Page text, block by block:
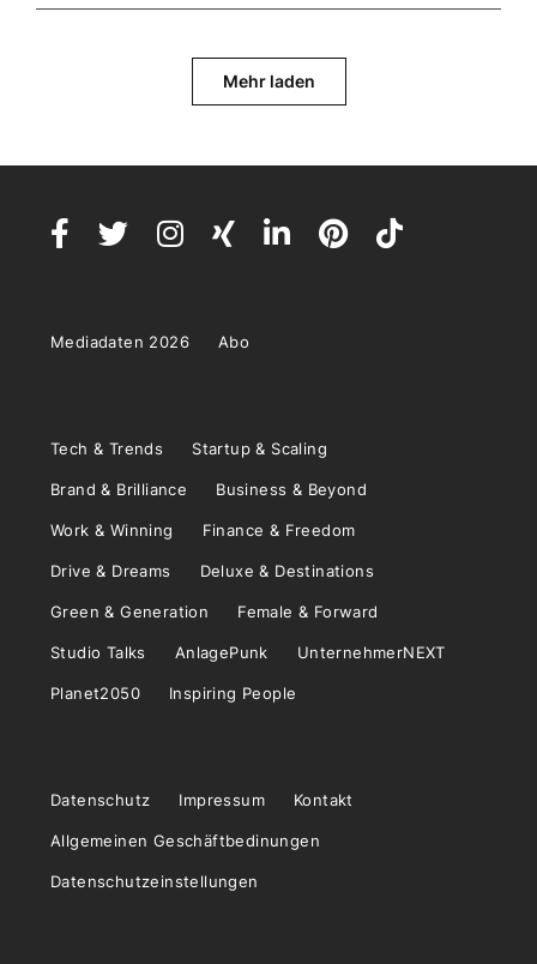
Mehr laden
Mediadaten 2026 Abo
Tech & Trends Startup & Scaling
Brand & Brilliance Business & Beyond
Work & Winning Finance & Freedom
Drive & Dreams Deluxe & Destinations
Green & Generation Female & Forward
Studio Talks AnlagePunk UnternehmerNEXT
Planet2050 Inspiring People
Datenschutz Impressum Kontakt
Allgemeinen Geschäftbedinungen
Datenschutzeinstellungen